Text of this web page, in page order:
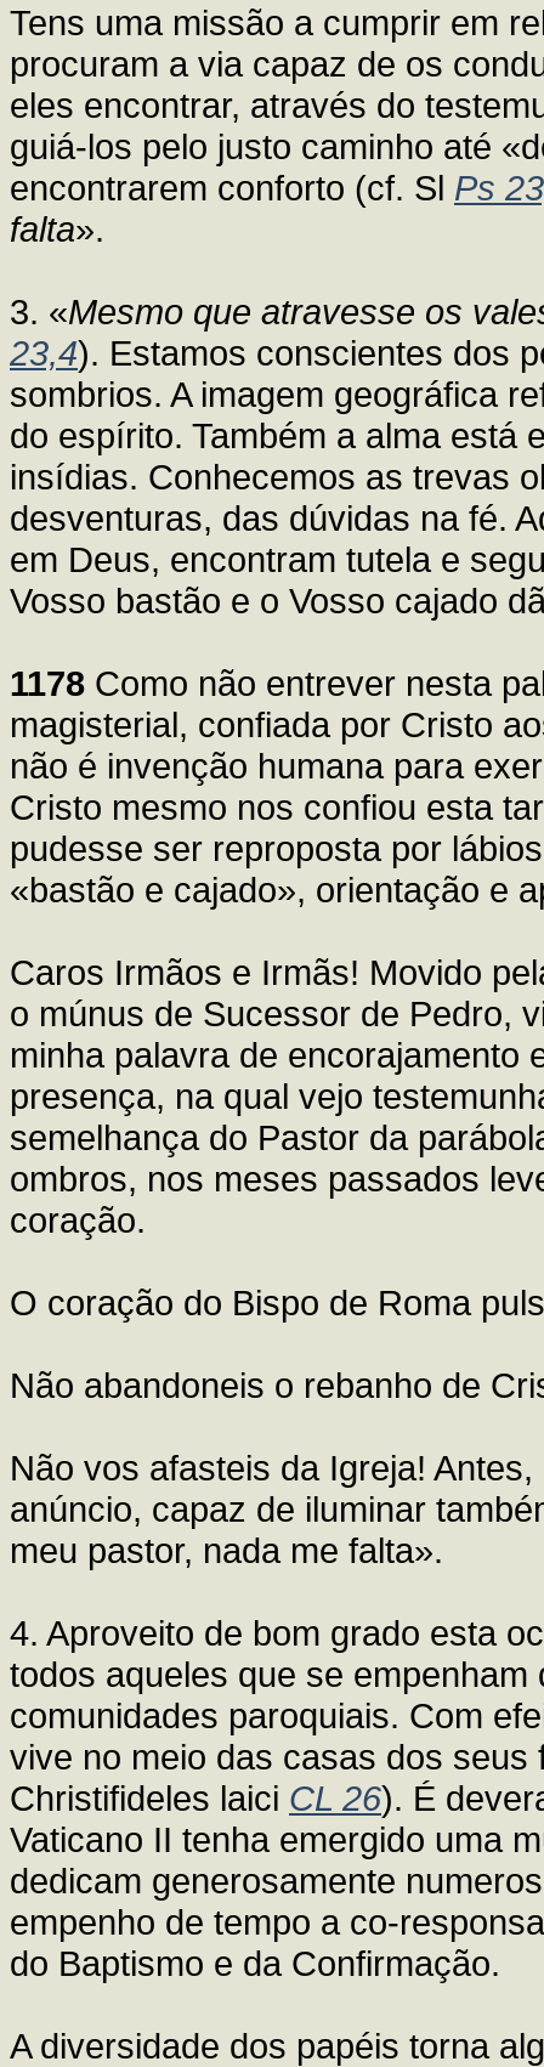
Tens uma missão a cumprir em
procuram a via capaz de os
eles encontrar, através do
guiá-los pelo justo caminho até
encontrarem conforto (cf. Sl Ps
falta».
3. «Mesmo que atravesse os
23,4). Estamos conscientes dos
sombrios. A imagem geográfica
do espírito. Também a alma está
insídias. Conhecemos as trevas
desventuras, das dúvidas na fé.
em Deus, encontram tutela e
Vosso bastão e o Vosso cajado
1178 Como não entrever nesta
magisterial, confiada por Cristo
não é invenção humana para
Cristo mesmo nos confiou esta
pudesse ser reproposta por
«bastão e cajado», orientação e
Caros Irmãos e Irmãs! Movido
o múnus de Sucessor de Pedro,
minha palavra de encorajamento
presença, na qual vejo
semelhança do Pastor da
ombros, nos meses passados
coração.
O coração do Bispo de Roma
Não abandoneis o rebanho de
Não vos afasteis da Igreja!
anúncio, capaz de iluminar
meu pastor, nada me falta».
4. Aproveito de bom grado esta
todos aqueles que se
comunidades paroquiais. Com
vive no meio das casas dos
Christifideles laici CL 26). É
Vaticano II tenha emergido uma
dedicam generosamente
empenho de tempo a co-
do Baptismo e da Confirmação.
A diversidade dos papéis torna